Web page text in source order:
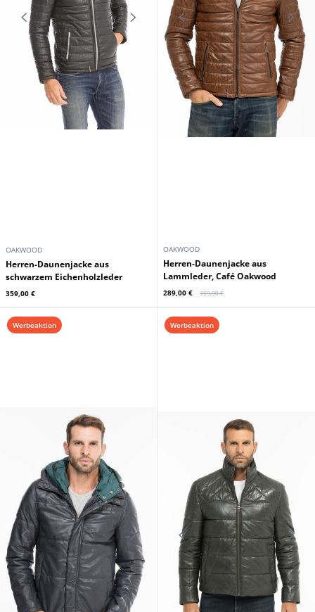
OAKWOOD
Herren-Daunenjacke aus
schwarzem Eichenholzleder
359,00 €
OAKWOOD
Herren-Daunenjacke aus
Lammleder, Café Oakwood
289,00 € 359,00 €
Werbeaktion Werbeaktion